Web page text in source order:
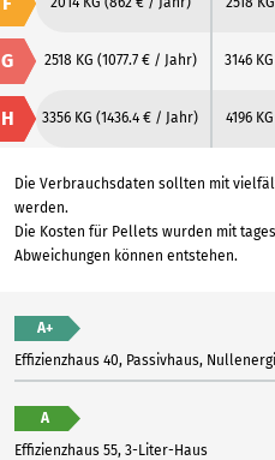
G 2518 KG (1077.7 € / Jahr) 3146 KG
H 3356 KG (1436.4 € / Jahr) 4196 KG
Die Verbrauchsdaten sollten mit
werden.
Die Kosten für Pellets wurden mit
Abweichungen können entstehen.
A+
Effizienzhaus 40, Passivhaus,
A
Effizienzhaus 55, 3-Liter-Haus